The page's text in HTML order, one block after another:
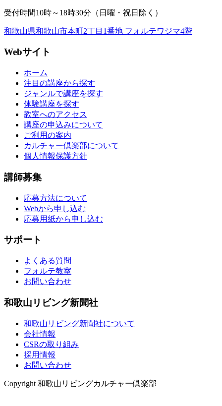
受付時間10時～18時30分（日曜・祝日除く）
和歌山県和歌山市本町2丁目1番地 フォルテワジマ4階
Webサイト
ホーム
注目の講座から探す
ジャンルで講座を探す
体験講座を探す
教室へのアクセス
講座の申込みについて
ご利用の案内
カルチャー倶楽部について
個人情報保護方針
講師募集
応募方法について
Webから申し込む
応募用紙から申し込む
サポート
よくある質問
フォルテ教室
お問い合わせ
和歌山リビング新聞社
和歌山リビング新聞社について
会社情報
CSRの取り組み
採用情報
お問い合わせ
Copyright 和歌山リビングカルチャー倶楽部